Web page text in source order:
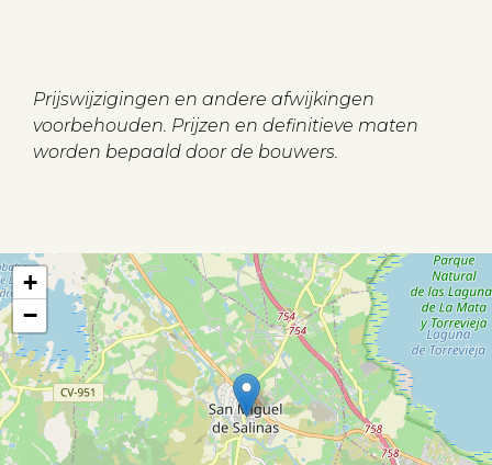
Aanbod
Koopwoningen
Prijswijzigingen en andere afwijkingen
voorbehouden. Prijzen en definitieve maten
worden bepaald door de bouwers.
+
−